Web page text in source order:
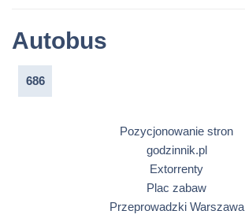
Autobus
686
Pozycjonowanie stron
godzinnik.pl
Extorrenty
Plac zabaw
Przeprowadzki Warszawa